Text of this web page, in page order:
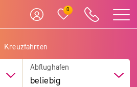
0
Kreuzfahrten
Abflughafen
beliebig